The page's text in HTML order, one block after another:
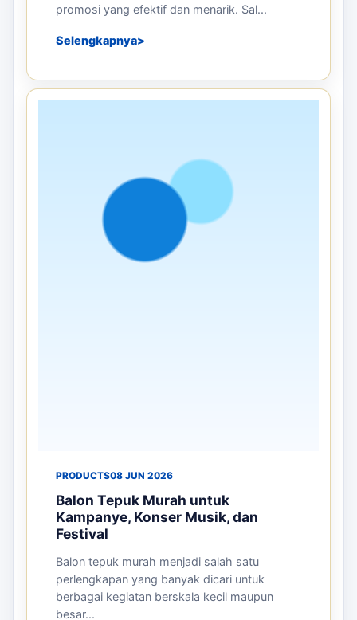
promosi yang efektif dan menarik. Sal...
Selengkapnya
PRODUCTS08 JUN 2026
Balon Tepuk Murah untuk
Kampanye, Konser Musik, dan
Festival
Balon tepuk murah menjadi salah satu
perlengkapan yang banyak dicari untuk
berbagai kegiatan berskala kecil maupun
besar...